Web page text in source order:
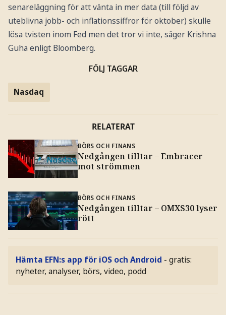
senareläggning för att vänta in mer data (till följd av
uteblivna jobb- och inflationssiffror för oktober) skulle
lösa tvisten inom Fed men det tror vi inte, säger Krishna
Guha enligt Bloomberg.
FÖLJ TAGGAR
Nasdaq
RELATERAT
BÖRS OCH FINANS
Nedgången tilltar – Embracer
mot strömmen
BÖRS OCH FINANS
Nedgången tilltar – OMXS30 lyser
rött
Hämta EFN:s app för iOS och Android - gratis:
nyheter, analyser, börs, video, podd